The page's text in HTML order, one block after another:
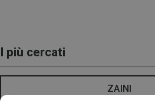
I più cercati
ZAINI